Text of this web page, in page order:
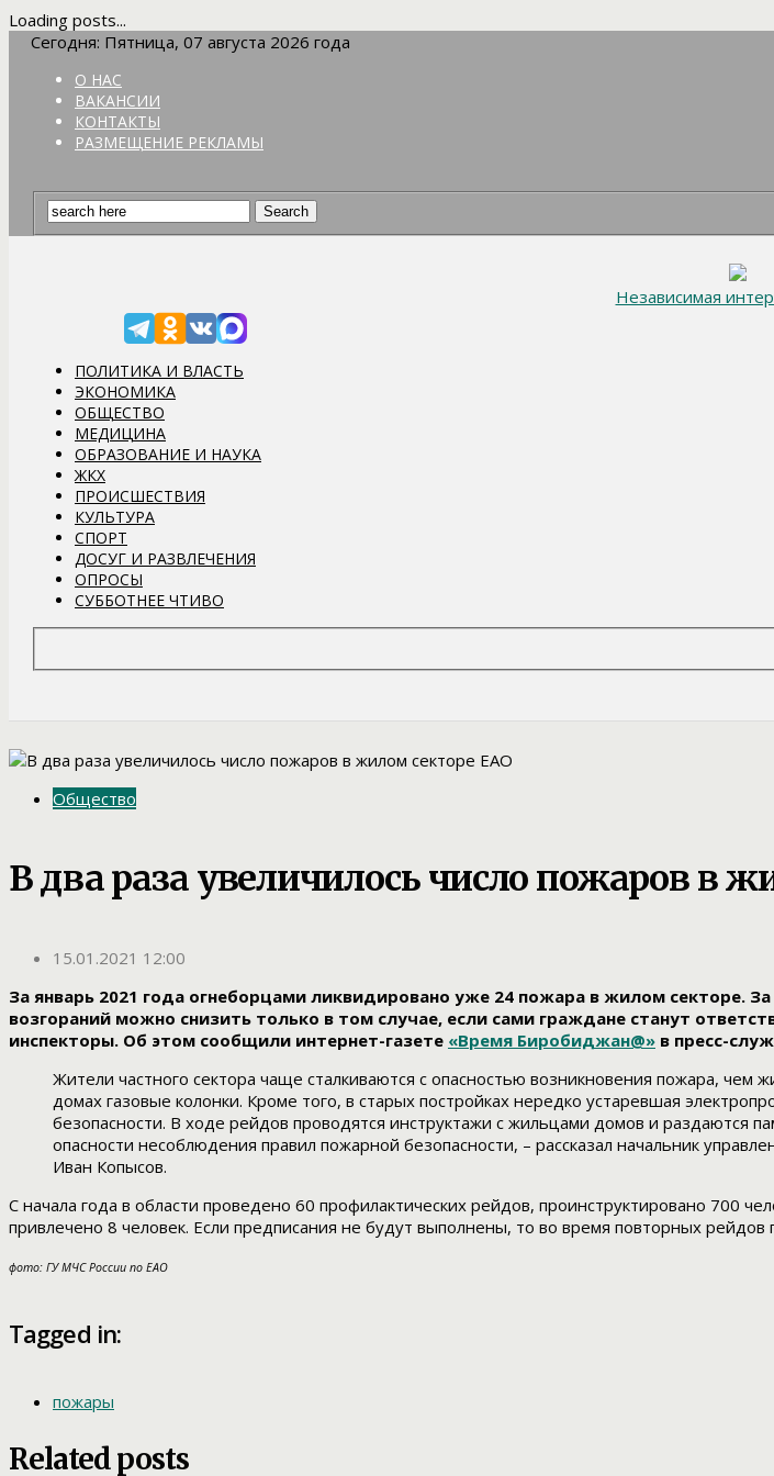
Loading posts...
Сегодня: Пятница, 07 августа 2026 года
О НАС
ВАКАНСИИ
КОНТАКТЫ
РАЗМЕЩЕНИЕ РЕКЛАМЫ
Независимая
ПОЛИТИКА И ВЛАСТЬ
ЭКОНОМИКА
ОБЩЕСТВО
МЕДИЦИНА
ОБРАЗОВАНИЕ И НАУКА
ЖКХ
ПРОИСШЕСТВИЯ
КУЛЬТУРА
СПОРТ
ДОСУГ И РАЗВЛЕЧЕНИЯ
ОПРОСЫ
СУББОТНЕЕ ЧТИВО
Общество
В два раза увеличилось число пожаров в
15.01.2021 12:00
За январь 2021 года огнеборцами ликвидировано уже 24 пожара в жилом секторе.
возгораний можно снизить только в том случае, если сами граждане станут
инспекторы. Об этом сообщили интернет-газете «Время Биробиджан@» в пресс-
Жители частного сектора чаще сталкиваются с опасностью возникновения пожара,
домах газовые колонки. Кроме того, в старых постройках нередко устаревшая
безопасности. В ходе рейдов проводятся инструктажи с жильцами домов и раздаются
опасности несоблюдения правил пожарной безопасности, – рассказал начальник
Иван Копысов.
С начала года в области проведено 60 профилактических рейдов, проинструктировано 700
привлечено 8 человек. Если предписания не будут выполнены, то во время повторных
фото: ГУ МЧС России по ЕАО
Tagged in:
пожары
Related posts